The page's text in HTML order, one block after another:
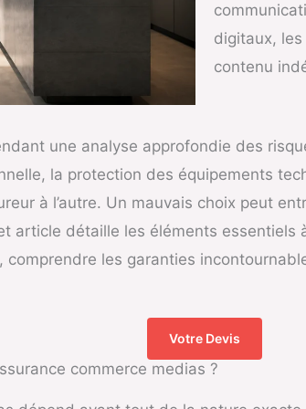
digitaux,
contenu
une analyse approfondie des
la protection des équipements
à l’autre. Un mauvais choix peut
article détaille les éléments essentiels
les garanties
Votre Devis
commerce medias ?